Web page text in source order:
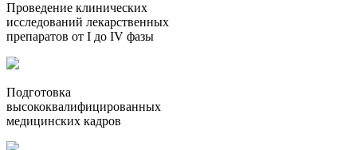
Проведение клинических
исследований лекарственных
препаратов от I до IV фазы
Подготовка
высококвалифицированных
медицинских кадров